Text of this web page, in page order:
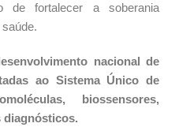
de fortalecer a soberania
nacional de
ao Sistema Único de
biossensores,
diagnósticos.